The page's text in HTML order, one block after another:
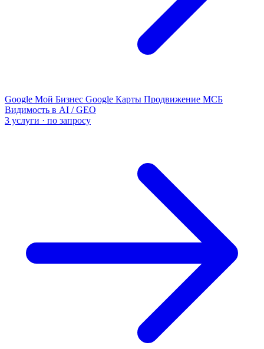
Google Мой Бизнес Google Карты Продвижение МСБ
Видимость в AI / GEO
3 услуги · по запросу